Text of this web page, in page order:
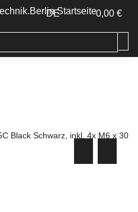
DE 0,00 €